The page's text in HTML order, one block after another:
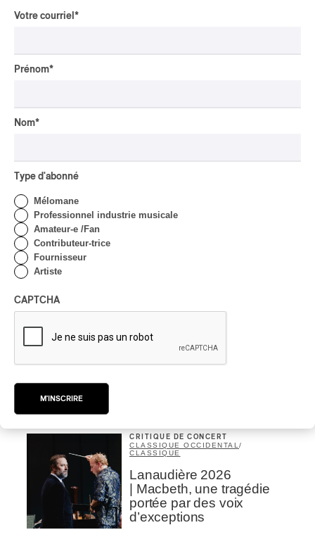
bonheur
AUTOCHTONE
TRAD QUÉBÉCOIS
CLASSIQUE
CRITIQUE DE CONCERT
CLASSIQUE OCCIDENTAL /
CLASSIQUE
Lanaudière 2026
| Macbeth, une tragédie
portée par des voix
d’exceptions
Votre courriel *
Prénom*
Nom*
Type d'abonné
Mélomane
Professionnel industrie musicale
Amateur-e /Fan
Contributeur-trice
Fournisseur
Artiste
CAPTCHA
M'INSCRIRE